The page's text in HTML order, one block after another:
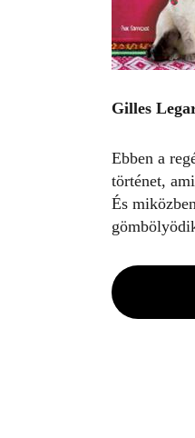
Gilles
Ebben a
történet,
És